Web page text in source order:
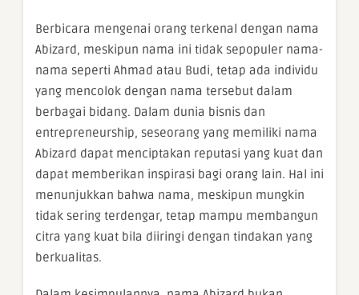
Berbicara mengenai orang terkenal dengan nama
Abizard, meskipun nama ini tidak sepopuler nama-
nama seperti Ahmad atau Budi, tetap ada individu
yang mencolok dengan nama tersebut dalam
berbagai bidang. Dalam dunia bisnis dan
entrepreneurship, seseorang yang memiliki nama
Abizard dapat menciptakan reputasi yang kuat dan
dapat memberikan inspirasi bagi orang lain. Hal ini
menunjukkan bahwa nama, meskipun mungkin
tidak sering terdengar, tetap mampu membangun
citra yang kuat bila diiringi dengan tindakan yang
berkualitas.